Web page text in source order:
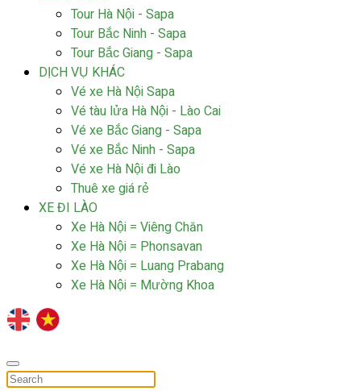
Tour Hà Nội - Sapa
Tour Bắc Ninh - Sapa
Tour Bắc Giang - Sapa
DỊCH VỤ KHÁC
Vé xe Hà Nội Sapa
Vé tàu lửa Hà Nội - Lào Cai
Vé xe Bắc Giang - Sapa
Vé xe Bắc Ninh - Sapa
Vé xe Hà Nội đi Lào
Thuê xe giá rẻ
XE ĐI LÀO
Xe Hà Nội = Viêng Chăn
Xe Hà Nội = Phonsavan
Xe Hà Nội = Luang Prabang
Xe Hà Nội = Mường Khoa